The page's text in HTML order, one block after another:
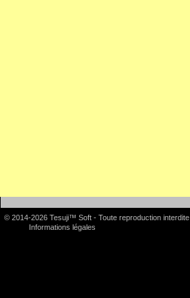
© 2014-2026 Tesuji™ Soft - Toute reproduction interdite
Informations légales